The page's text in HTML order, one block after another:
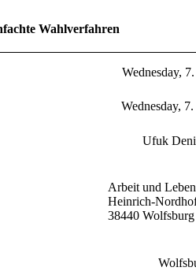
Wahlverfahren
Wednesday,
Wednesday,
Ufuk
Arbeit und
Heinrich-
38440 Wolfsburg